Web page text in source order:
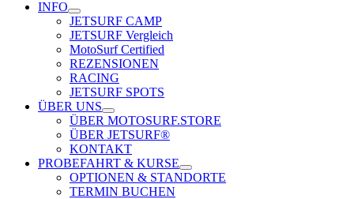
INFO
JETSURF CAMP
JETSURF Vergleich
MotoSurf Certified
REZENSIONEN
RACING
JETSURF SPOTS
ÜBER UNS
ÜBER MOTOSURF.STORE
ÜBER JETSURF®
KONTAKT
PROBEFAHRT & KURSE
OPTIONEN & STANDORTE
TERMIN BUCHEN